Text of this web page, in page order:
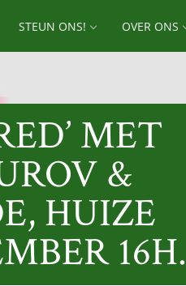
STEUN ONS! OVER ONS
MET
&
HUIZE
16H.